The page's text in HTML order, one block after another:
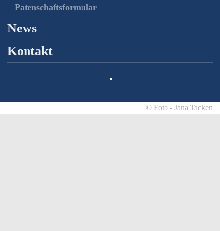
Patenschaftsformular
News
Kontakt
© Foto - Jana Tacken